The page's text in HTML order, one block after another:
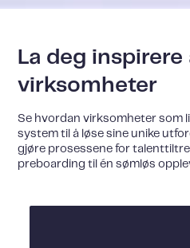
La deg inspirere
virksomheter
Se hvordan virksomheter som
system til å løse sine unike
gjøre prosessene for
preboarding til én sømløs